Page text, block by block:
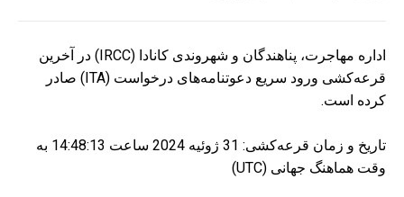
اداره مهاجرت، پناهندگان و شهروندی کانادا (IRCC) در آخرین
قرعه‌کشی ورود سریع دعوتنامه‌های درخواست (ITA) صادر
کرده است.
تاریخ و زمان قرعه‌کشی: 31 ژوئیه 2024 ساعت 14:48:13 به
وقت هماهنگ جهانی (UTC)